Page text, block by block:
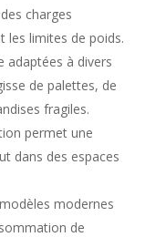
charges
les limites de poids.
adaptées à divers
de palettes, de
fragiles.
permet une
dans des espaces
modernes
de